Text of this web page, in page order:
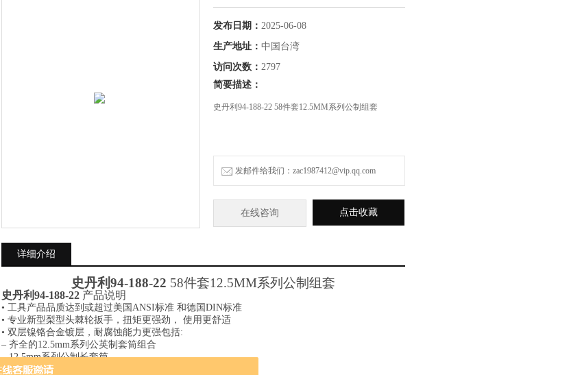
发布日期： 2025-06-08
生产地址： 中国台湾
访问次数： 2797
简要描述：
史丹利94-188-22 58件套12.5MM系列公制组套
发邮件给我们：zac1987412@vip.qq.com
在线咨询 点击收藏
详细介绍
史丹利94-188-22 58件套12.5MM系列公制组套
史丹利94-188-22 产品说明
• 工具产品品质达到或超过美国ANSI标准 和德国DIN标准
• 专业新型梨型头棘轮扳手，扭矩更强劲， 使用更舒适
• 双层镍铬合金镀层，耐腐蚀能力更强包括:
– 齐全的12.5mm系列公英制套筒组合
– 12.5mm系列公制长套筒
– 12.5mm系列公制火花塞套筒